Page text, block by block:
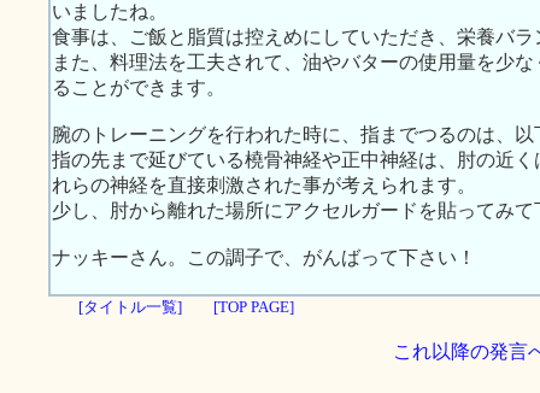
いましたね。
食事は、ご飯と脂質は控えめにしていただき、栄養バ
また、料理法を工夫されて、油やバターの使用量を少
ることができます。
腕のトレーニングを行われた時に、指までつるのは、
指の先まで延びている橈骨神経や正中神経は、肘の近
れらの神経を直接刺激された事が考えられます。
少し、肘から離れた場所にアクセルガードを貼ってみて
ナッキーさん。この調子で、がんばって下さい！
[タイトル一覧] [TOP PAGE]
これ以降の発言